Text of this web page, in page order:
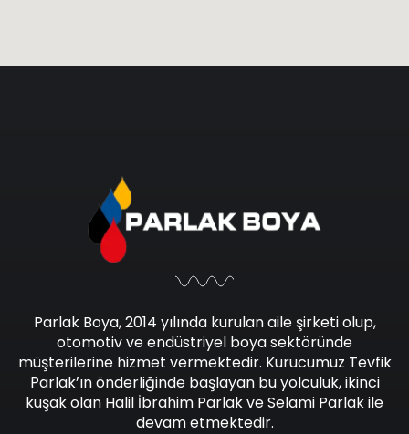
Parlak Boya, 2014 yılında kurulan aile şirketi olup,
otomotiv ve endüstriyel boya sektöründe
müşterilerine hizmet vermektedir. Kurucumuz Tevfik
Parlak’ın önderliğinde başlayan bu yolculuk, ikinci
kuşak olan Halil İbrahim Parlak ve Selami Parlak ile
devam etmektedir.